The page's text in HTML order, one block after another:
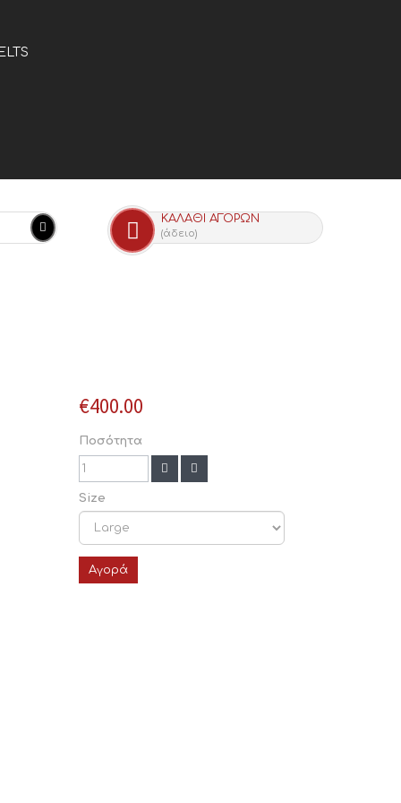
ΚΑΛΆΘΙ ΑΓΟΡΏΝ
(άδειο)
€400.00
Ποσότητα
Size
Αγορά